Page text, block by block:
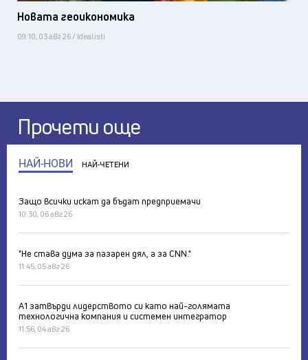
Новата геоикономика
09:10, 03 авг 26 / Idealisti
Прочети още
НАЙ-НОВИ НАЙ-ЧЕТЕНИ
Защо всички искат да бъдат предприемачи
10:30, 06 авг 26
"Не става дума за пазарен дял, а за CNN."
11:45, 05 авг 26
А1 затвърди лидерството си като най-голямата
технологична компания и системен интегратор
11:56, 04 авг 26